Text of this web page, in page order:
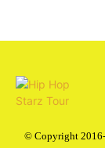
© Copyright 2016-